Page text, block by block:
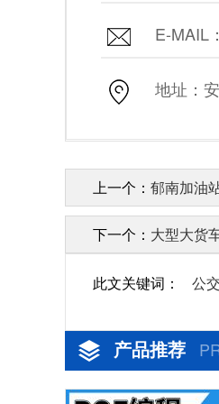
E-MAIL
地址：
上一个： 郁南加油
下一个： 大型大货
此文关键词： 公
产品推荐